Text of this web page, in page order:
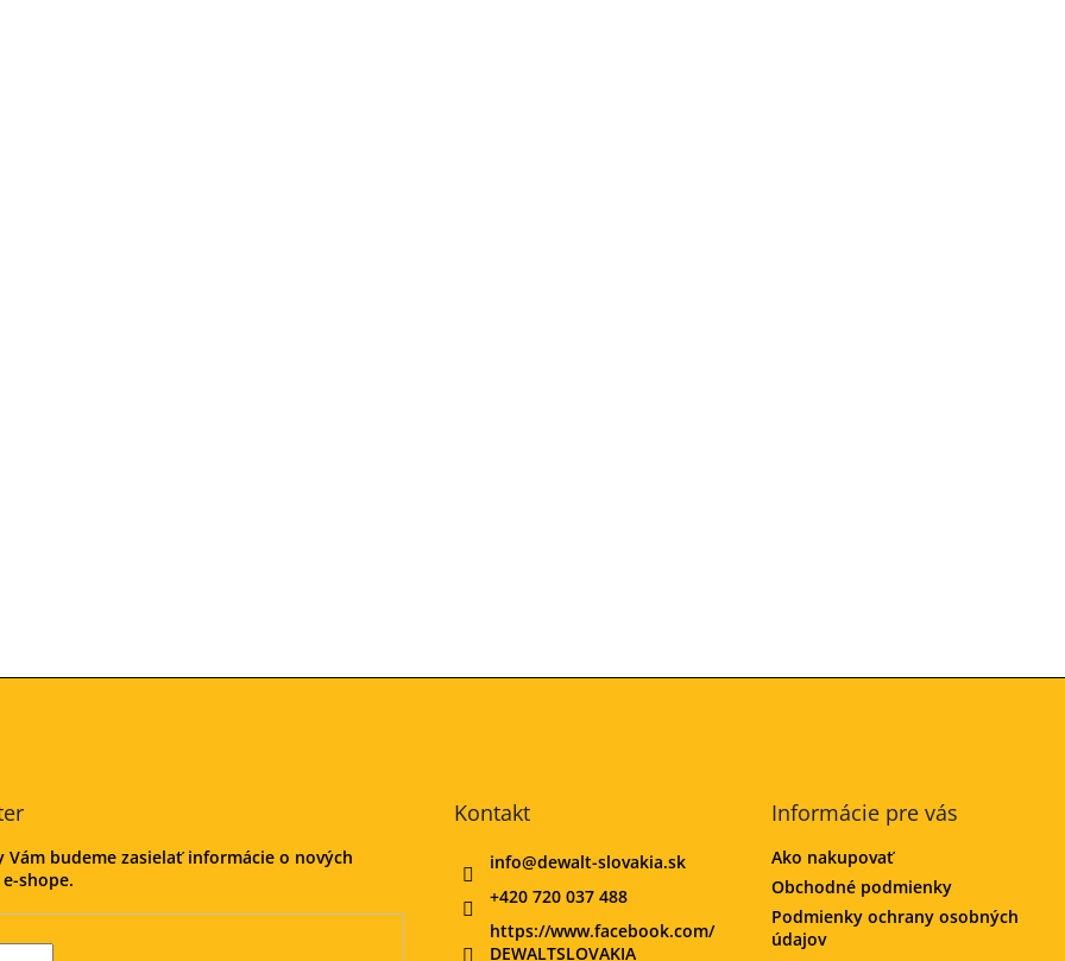
Vám budeme zasielať informácie o nových
shope.
Kontakt
info@dewalt-slovakia.sk
+420 720 037 488
https://www.facebook.com/
DEWALTSLOVAKIA
Informácie pre vás
Ako nakupovať
Obchodné podmienky
Podmienky ochrany osobných
údajov